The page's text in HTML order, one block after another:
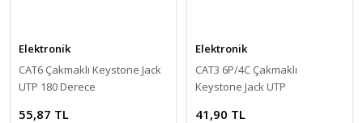
Elektronik
CAT6 Çakmaklı Keystone Jack
UTP 180 Derece
55,87 TL
Elektronik
CAT3 6P/4C Çakmaklı
Keystone Jack UTP
41,90 TL